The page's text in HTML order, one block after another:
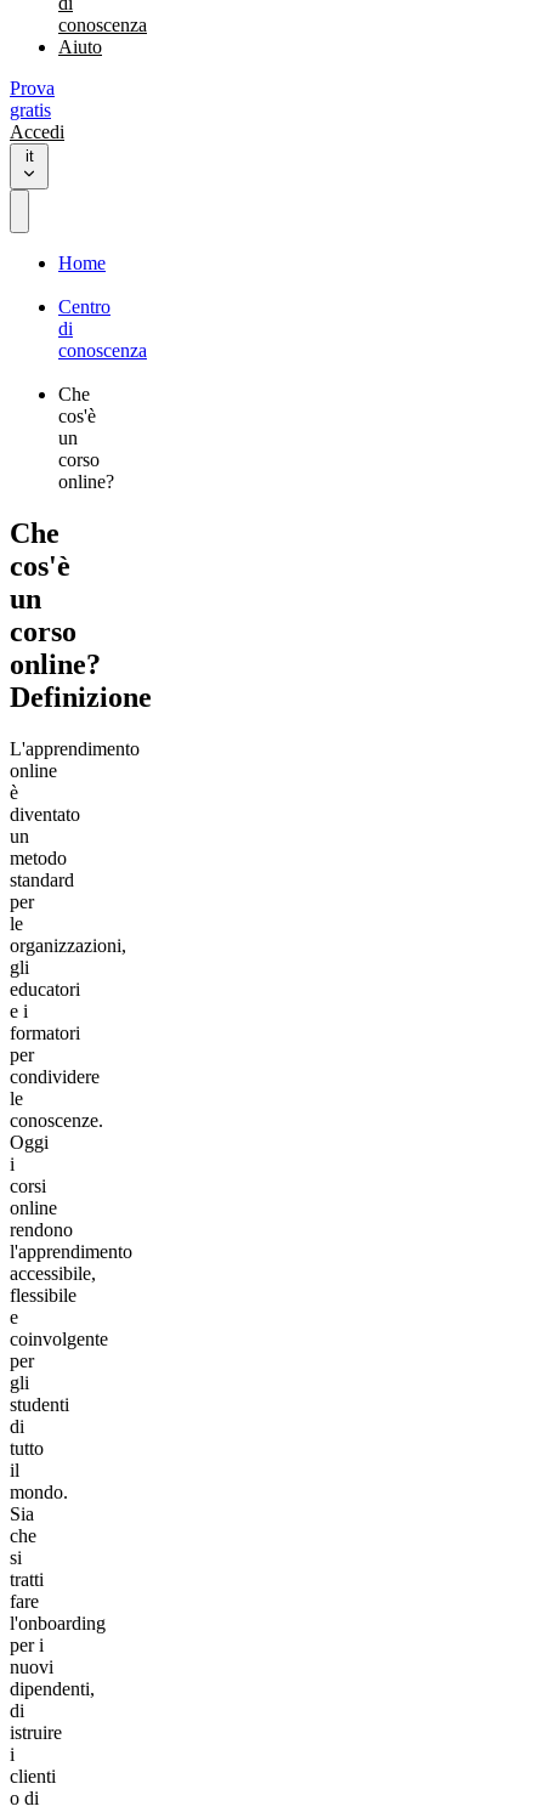
conoscenza
Aiuto
Prova
gratis
Accedi
it
Home
Centro
di
conoscenza
Che
cos'è
un
corso
online?
Che
cos'è
un
corso
online?
Definizione
L'apprendimento
online
è
diventato
un
metodo
standard
per
le
organizzazioni,
gli
educatori
e i
formatori
per
condividere
le
conoscenze.
Oggi
i
corsi
online
rendono
l'apprendimento
accessibile,
flessibile
e
coinvolgente
per
gli
studenti
di
tutto
il
mondo.
Sia
che
si
tratti
fare
l'onboarding
per i
nuovi
dipendenti,
di
istruire
i
clienti
o di